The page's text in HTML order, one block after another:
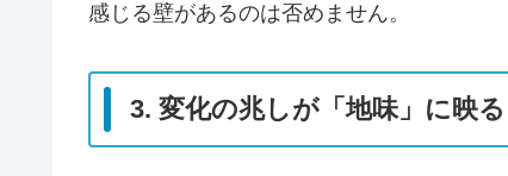
感じる壁があるのは否めません。
3. 変化の兆しが「地味」に映る